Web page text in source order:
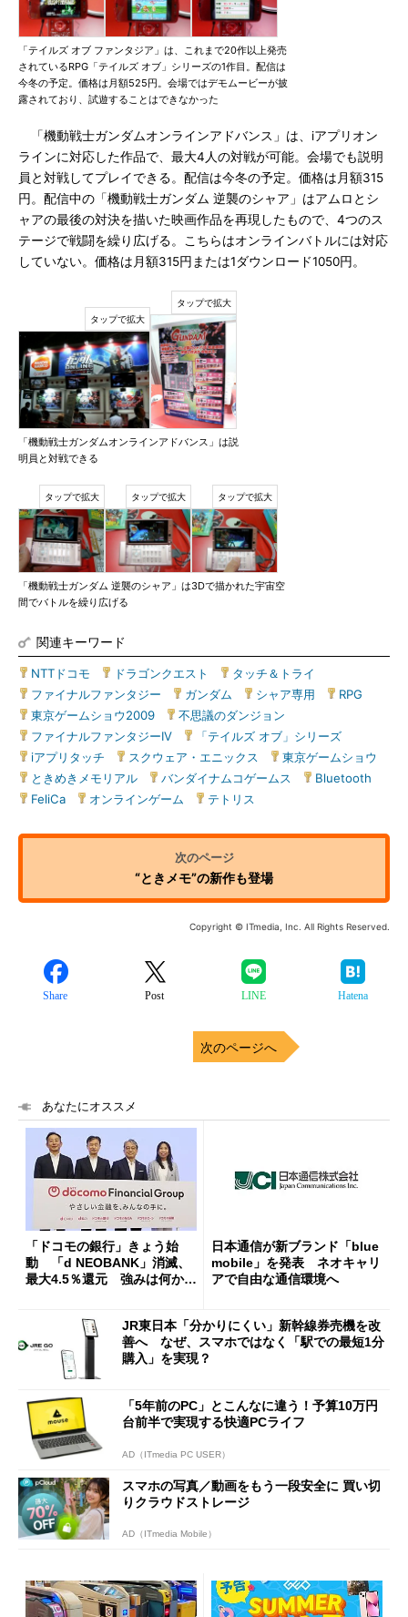
「テイルズ オブ ファンタジア」は、これまで20作以上発売
されているRPG「テイルズ オブ」シリーズの1作目。配信は
今冬の予定。価格は月額525円。会場ではデモムービーが披
露されており、試遊することはできなかった
「機動戦士ガンダムオンラインアドバンス」は、iアプリオン
ラインに対応した作品で、最大4人の対戦が可能。会場でも説明
員と対戦してプレイできる。配信は今冬の予定。価格は月額315
円。配信中の「機動戦士ガンダム 逆襲のシャア」はアムロとシ
ャアの最後の対決を描いた映画作品を再現したもので、4つのス
テージで戦闘を繰り広げる。こちらはオンラインバトルには対応
していない。価格は月額315円または1ダウンロード1050円。
「機動戦士ガンダムオンラインアドバンス」は説
明員と対戦できる
「機動戦士ガンダム 逆襲のシャア」は3Dで描かれた宇宙空
間でバトルを繰り広げる
関連キーワード
NTTドコモ ドラゴンクエスト タッチ＆トライ
ファイナルファンタジー
ガンダム シャア専用 RPG
東京ゲームショウ2009
不思議のダンジョン
ファイナルファンタジーIV
「テイルズ オブ」シリーズ
iアプリタッチ
スクウェア・エニックス 東京ゲームショウ
ときめきメモリアル
バンダイナムコゲームス Bluetooth
FeliCa
オンラインゲーム テトリス
“ときメモ”の新作も登場
Copyright © ITmedia, Inc. All Rights Reserved.
Share Post LINE Hatena
次のページへ
あなたにオススメ
「ドコモの銀行」きょう始
動 「d NEOBANK」消滅、
最大4.5％還元 強みは何か解
日本通信が新ブランド「blue
mobile」を発表 ネオキャリ
アで自由な通信環境へ
JR東日本「分かりにくい」新幹線券売機を改
善へ なぜ、スマホではなく「駅での最短1分
購入」を実現？
「5年前のPC」とこんなに違う！予算10万円
台前半で実現する快適PCライフ
AD（ITmedia PC USER）
スマホの写真／動画をもう一段安全に 買い切
りクラウドストレージ
AD（ITmedia Mobile）